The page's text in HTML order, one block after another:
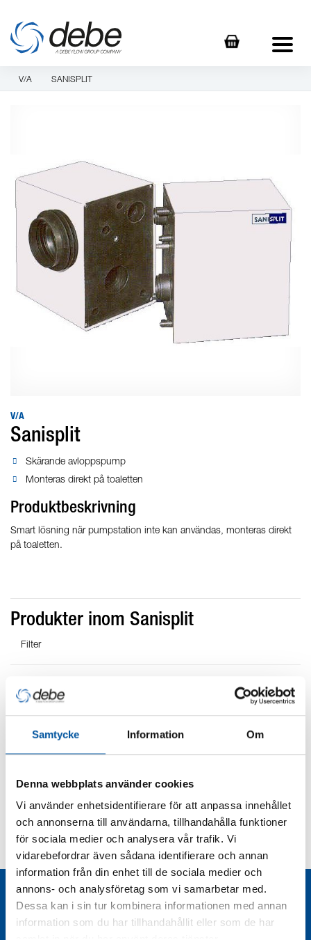
Samtycke Information Om
Denna webbplats använder cookies
Vi använder enhetsidentifierare för att anpassa innehållet
och annonserna till användarna, tillhandahålla funktioner
för sociala medier och analysera vår trafik. Vi
vidarebefordrar även sådana identifierare och annan
information från din enhet till de sociala medier och
annons- och analysföretag som vi samarbetar med.
Dessa kan i sin tur kombinera informationen med annan
information som du har tillhandahållit eller som de har
V/A SANISPLIT
V/A
Sanisplit
Skärande avloppspump
Monteras direkt på toaletten
Produktbeskrivning
Smart lösning när pumpstation inte kan användas, monteras direkt
på toaletten.
Produkter inom Sanisplit
Filter
kr
Teknisk dokumentation
Liknande produkter